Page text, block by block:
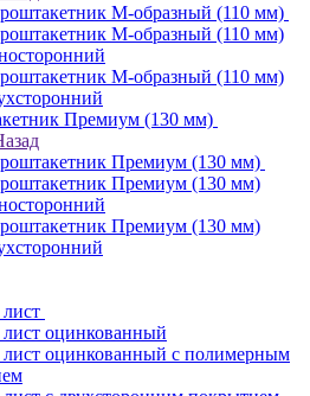
М-образный (110 мм)
М-образный (110 мм)
М-образный (110 мм)
Премиум (130 мм)
Премиум (130 мм)
Премиум (130 мм)
Премиум (130 мм)
оцинкованный
лист оцинкованный с полимерным